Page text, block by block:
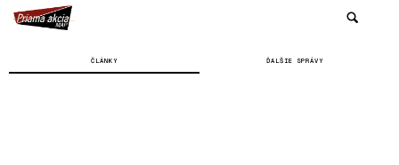
ČLÁNKY ĎALŠIE SPRÁVY